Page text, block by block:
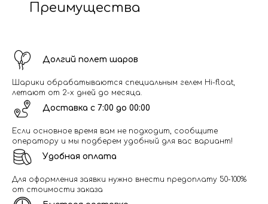
Преимущества
Долгий полет шаров
Шарики обрабатываются специальным гелем Hi-float,
летают от 2-х дней до месяца.
Доставка с 7:00 до 00:00
Если основное время вам не подходит, сообщите
оператору и мы подберем удобный для вас вариант!
Удобная оплата
Для оформления заявки нужно внести предоплату 50-100%
от стоимости заказа